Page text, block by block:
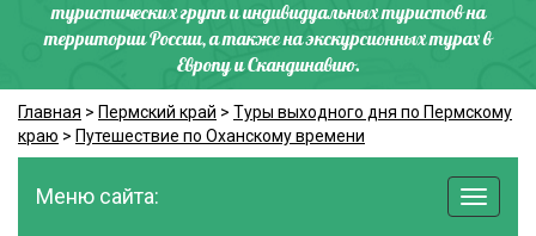
туристических групп и индивидуальных туристов на
территории России, а также на экскурсионных турах в
Европу и Скандинавию.
Главная > Пермский край > Туры выходного дня по Пермскому
краю > Путешествие по Оханскому времени
Меню сайта: